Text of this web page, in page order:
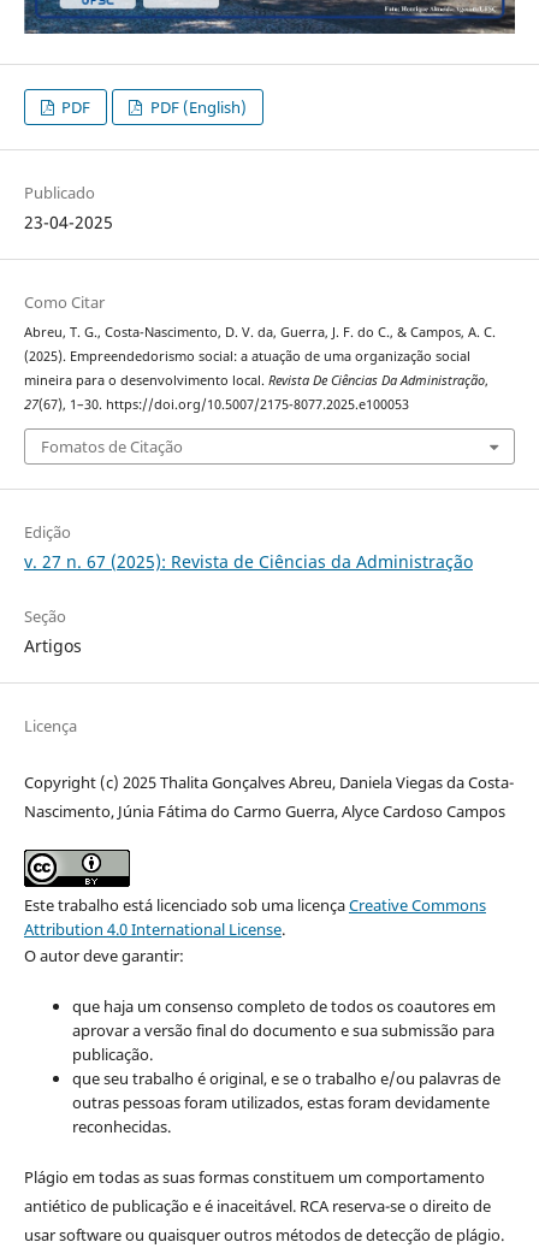
PDF PDF (English)
Publicado
23-04-2025
Como Citar
Abreu, T. G., Costa-Nascimento, D. V. da, Guerra, J. F. do C., & Campos, A. C.
(2025). Empreendedorismo social: a atuação de uma organização social
mineira para o desenvolvimento local. Revista De Ciências Da Administração,
27(67), 1–30. https://doi.org/10.5007/2175-8077.2025.e100053
Fomatos de Citação
Edição
v. 27 n. 67 (2025): Revista de Ciências da Administração
Seção
Artigos
Licença
Copyright (c) 2025 Thalita Gonçalves Abreu, Daniela Viegas da Costa-
Nascimento, Júnia Fátima do Carmo Guerra, Alyce Cardoso Campos
Este trabalho está licenciado sob uma licençaCreative Commons
Attribution 4.0 International License.
O autor deve garantir:
que haja um consenso completo de todos os coautores em
aprovar a versão final do documento e sua submissão para
publicação.
que seu trabalho é original, e se o trabalho e/ou palavras de
outras pessoas foram utilizados, estas foram devidamente
reconhecidas.
Plágio em todas as suas formas constituem um comportamento
antiético de publicação e é inaceitável. RCA reserva-se o direito de
usar software ou quaisquer outros métodos de detecção de plágio.